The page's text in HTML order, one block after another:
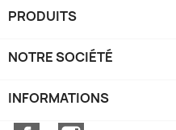
PRODUITS
NOTRE SOCIÉTÉ
INFORMATIONS